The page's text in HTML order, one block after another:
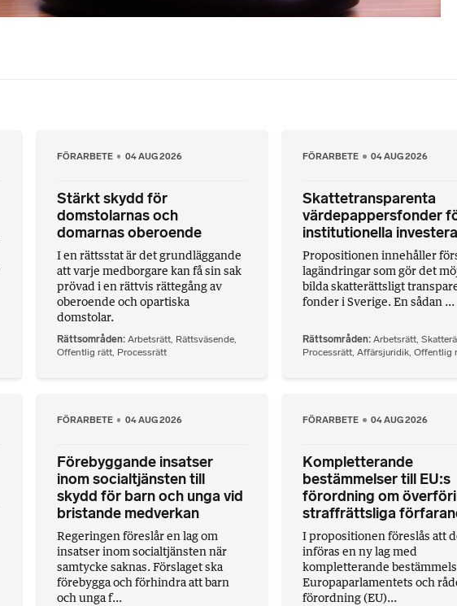
FÖRARBETE 04 AUG 2026
Stärkt skydd för
domstolarnas och
domarnas oberoende
I en rättsstat är det grundläggande
att varje medborgare kan få sin sak
prövad i en rättvis rättegång av
oberoende och opartiska
domstolar.
Rättsområden Arbetsrätt, Rättsväsende,
Offentlig rätt, Processrätt
FÖRARBETE 04 AUG 2026
Skattetransparenta
värdepappersfonder
institutionella
Propositionen innehåller
lagändringar som gör det
bilda skatterättsligt
fonder i Sverige. En sådan ...
Rättsområden Arbetsrätt,
Processrätt, Affärsjuridik, Offentlig
FÖRARBETE 04 AUG 2026
Förebyggande insatser
inom socialtjänsten till
skydd för barn och unga vid
bristande medverkan
Regeringen föreslår en lag om
insatser inom socialtjänsten när
samtycke saknas. Förslaget ska
förebygga och förhindra att barn
och unga f...
FÖRARBETE 04 AUG 2026
Kompletterande
bestämmelser till EU:s
förordning om
straffrättsliga
I propositionen föreslås att
införas en ny lag med
kompletterande
Europaparlamentets och
förordning (EU)...